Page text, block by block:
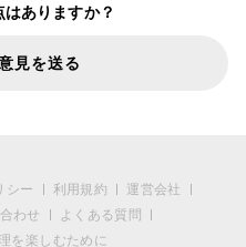
ありますか？
見を送る
シー 利用規約
運営会社
わせ
よくある質問
を楽しむために